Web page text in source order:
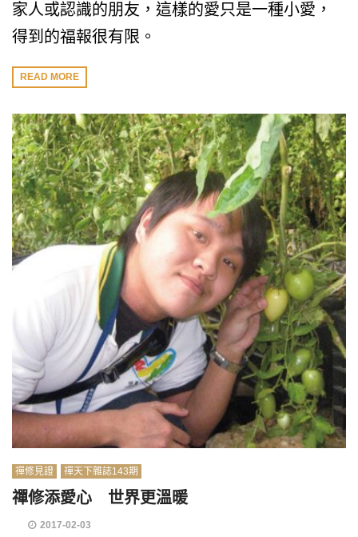
家人或認識的朋友，這樣的愛只是一種小愛，
得到的福報很有限。
READ MORE
禪修見證 禪天下雜誌143期
禪修添愛心 世界更溫暖
2017-02-03